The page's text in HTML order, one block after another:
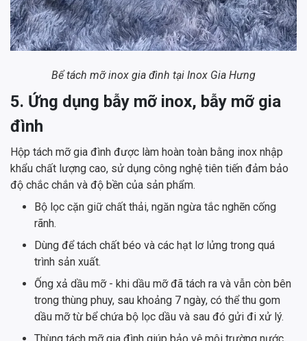
Bể tách mỡ inox gia đình tại Inox Gia Hưng
5. Ứng dụng bẫy mỡ inox, bẫy mỡ gia
đình
Hộp tách mỡ gia đình được làm hoàn toàn bằng inox nhập
khẩu chất lượng cao, sử dụng công nghệ tiên tiến đảm bảo
độ chắc chắn và độ bền của sản phẩm.
Bộ lọc cặn giữ chất thải, ngăn ngừa tắc nghẽn cống
rãnh.
Dùng để tách chất béo và các hạt lơ lửng trong quá
trình sản xuất.
Ống xả dầu mỡ - khi dầu mỡ đã tách ra và vẫn còn bên
trong thùng phuy, sau khoảng 7 ngày, có thể thu gom
dầu mỡ từ bể chứa bộ lọc dầu và sau đó gửi đi xử lý.